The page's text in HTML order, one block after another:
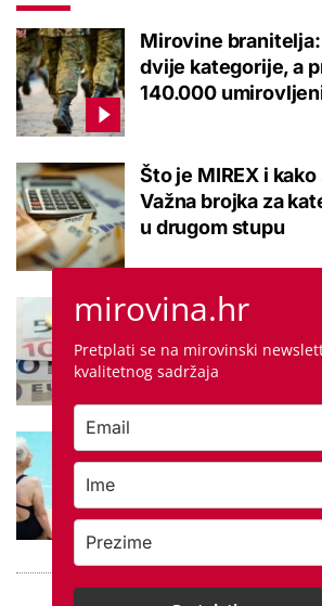
Mirovine
dvije kategorije, a
140.000
Što je MIREX i
Važna brojka za
u drugom stupu
Negativna
fondova otišli u
besplatno: Građani
mirovina.hr
Pretplati se na mirovinski
kvalitetnog sadržaja